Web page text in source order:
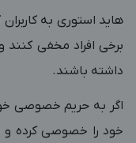
هاید استوری به
برخی افراد مخفی کنند
داشته باشند.
اگر به حریم خصوصی
خود را خصوصی کرده و